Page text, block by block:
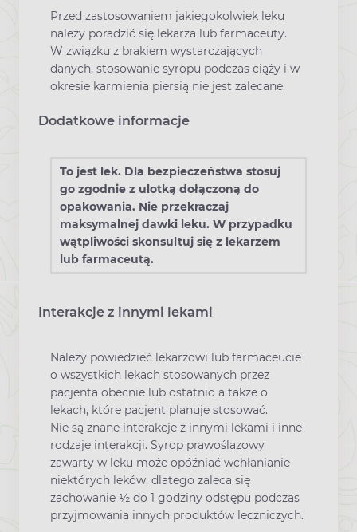
Przed zastosowaniem jakiegokolwiek leku
należy poradzić się lekarza lub farmaceuty.
W związku z brakiem wystarczających
danych, stosowanie syropu podczas ciąży i w
okresie karmienia piersią nie jest zalecane.
Dodatkowe informacje
To jest lek. Dla bezpieczeństwa stosuj
go zgodnie z ulotką dołączoną do
opakowania. Nie przekraczaj
maksymalnej dawki leku. W przypadku
wątpliwości skonsultuj się z lekarzem
lub farmaceutą.
Interakcje z innymi lekami
Należy powiedzieć lekarzowi lub farmaceucie
o wszystkich lekach stosowanych przez
pacjenta obecnie lub ostatnio a także o
lekach, które pacjent planuje stosować.
Nie są znane interakcje z innymi lekami i inne
rodzaje interakcji. Syrop prawoślazowy
zawarty w leku może opóźniać wchłanianie
niektórych leków, dlatego zaleca się
zachowanie ½ do 1 godziny odstępu podczas
przyjmowania innych produktów leczniczych.